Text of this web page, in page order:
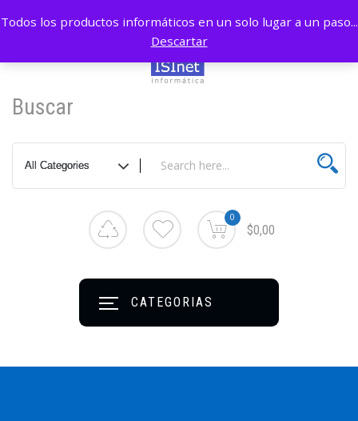
Buscar
0
$0,00
CATEGORIAS
Todos los productos informáticos en un solo lugar a un paso...
Descartar